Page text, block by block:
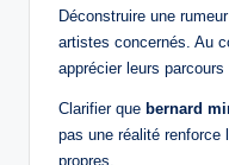
Déconstruire une
artistes concernés. Au
apprécier leurs
Clarifier que bernard
pas une réalité renforce
propres.